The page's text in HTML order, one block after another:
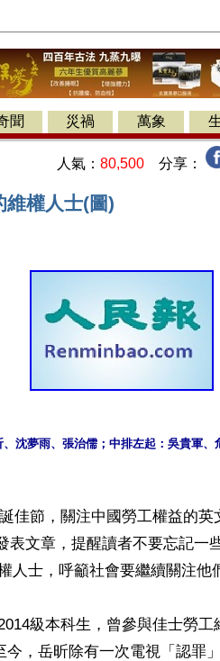
聞 災禍 萬象
人氣： 80,500 分享：
權人士(圖)
沈夢雨、張治儒；中排左起：吳貴軍
佳節，關注中國勞工權益的英
表文章，提醒讀者不要忘記
人士，呼籲社會要繼續關注他
級本科生，曾參與佳士勞工
，岳昕除有一次電視「認罪